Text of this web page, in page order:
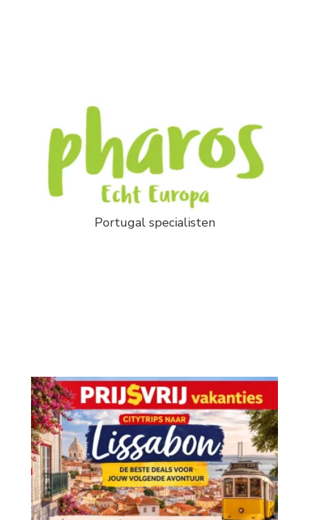
Portugal specialisten